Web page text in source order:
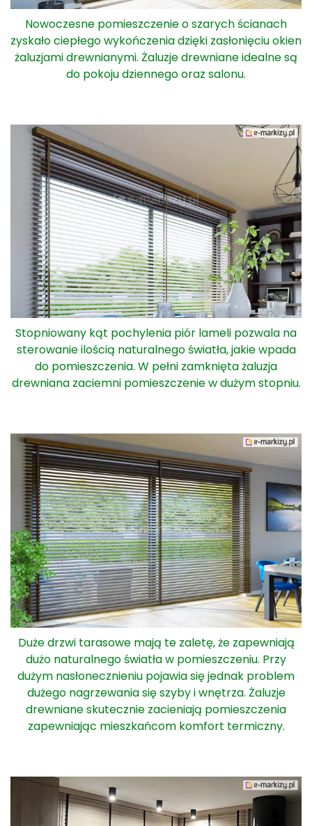
Nowoczesne pomieszczenie o szarych ścianach
zyskało ciepłego wykończenia dzięki zasłonięciu okien
żaluzjami drewnianymi. Żaluzje drewniane idealne są
do pokoju dziennego oraz salonu.
Stopniowany kąt pochylenia piór lameli pozwala na
sterowanie ilością naturalnego światła, jakie wpada
do pomieszczenia. W pełni zamknięta żaluzja
drewniana zaciemni pomieszczenie w dużym stopniu.
Duże drzwi tarasowe mają te zaletę, że zapewniają
dużo naturalnego światła w pomieszczeniu. Przy
dużym nasłonecznieniu pojawia się jednak problem
dużego nagrzewania się szyby i wnętrza. Żaluzje
drewniane skutecznie zacieniają pomieszczenia
zapewniając mieszkańcom komfort termiczny.